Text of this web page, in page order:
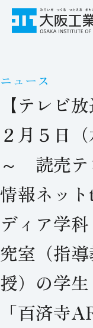
ニュース
【テレビ
２月５日
～ 読売テ
情報ネッ
ディア学
究室（指
授）の学
「百済寺